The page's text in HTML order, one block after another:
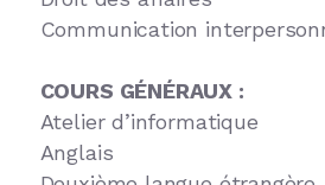
Communication
COURS GÉNÉRAUX :
Atelier d’informatique
Anglais